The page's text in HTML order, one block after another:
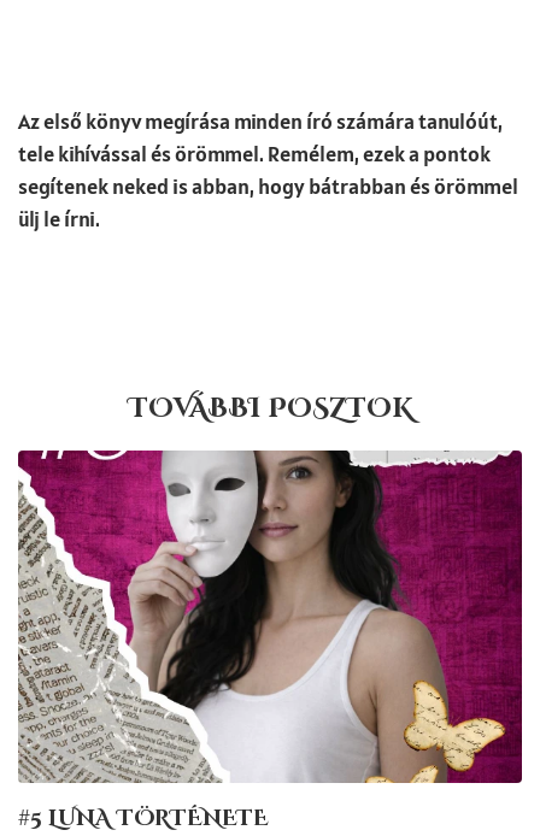
Az első könyv megírása minden író számára tanulóút,
tele kihívással és örömmel. Remélem, ezek a pontok
segítenek neked is abban, hogy bátrabban és örömmel
ülj le írni.
TOVÁBBI POSZTOK
#5 LUNA TÖRTÉNETE